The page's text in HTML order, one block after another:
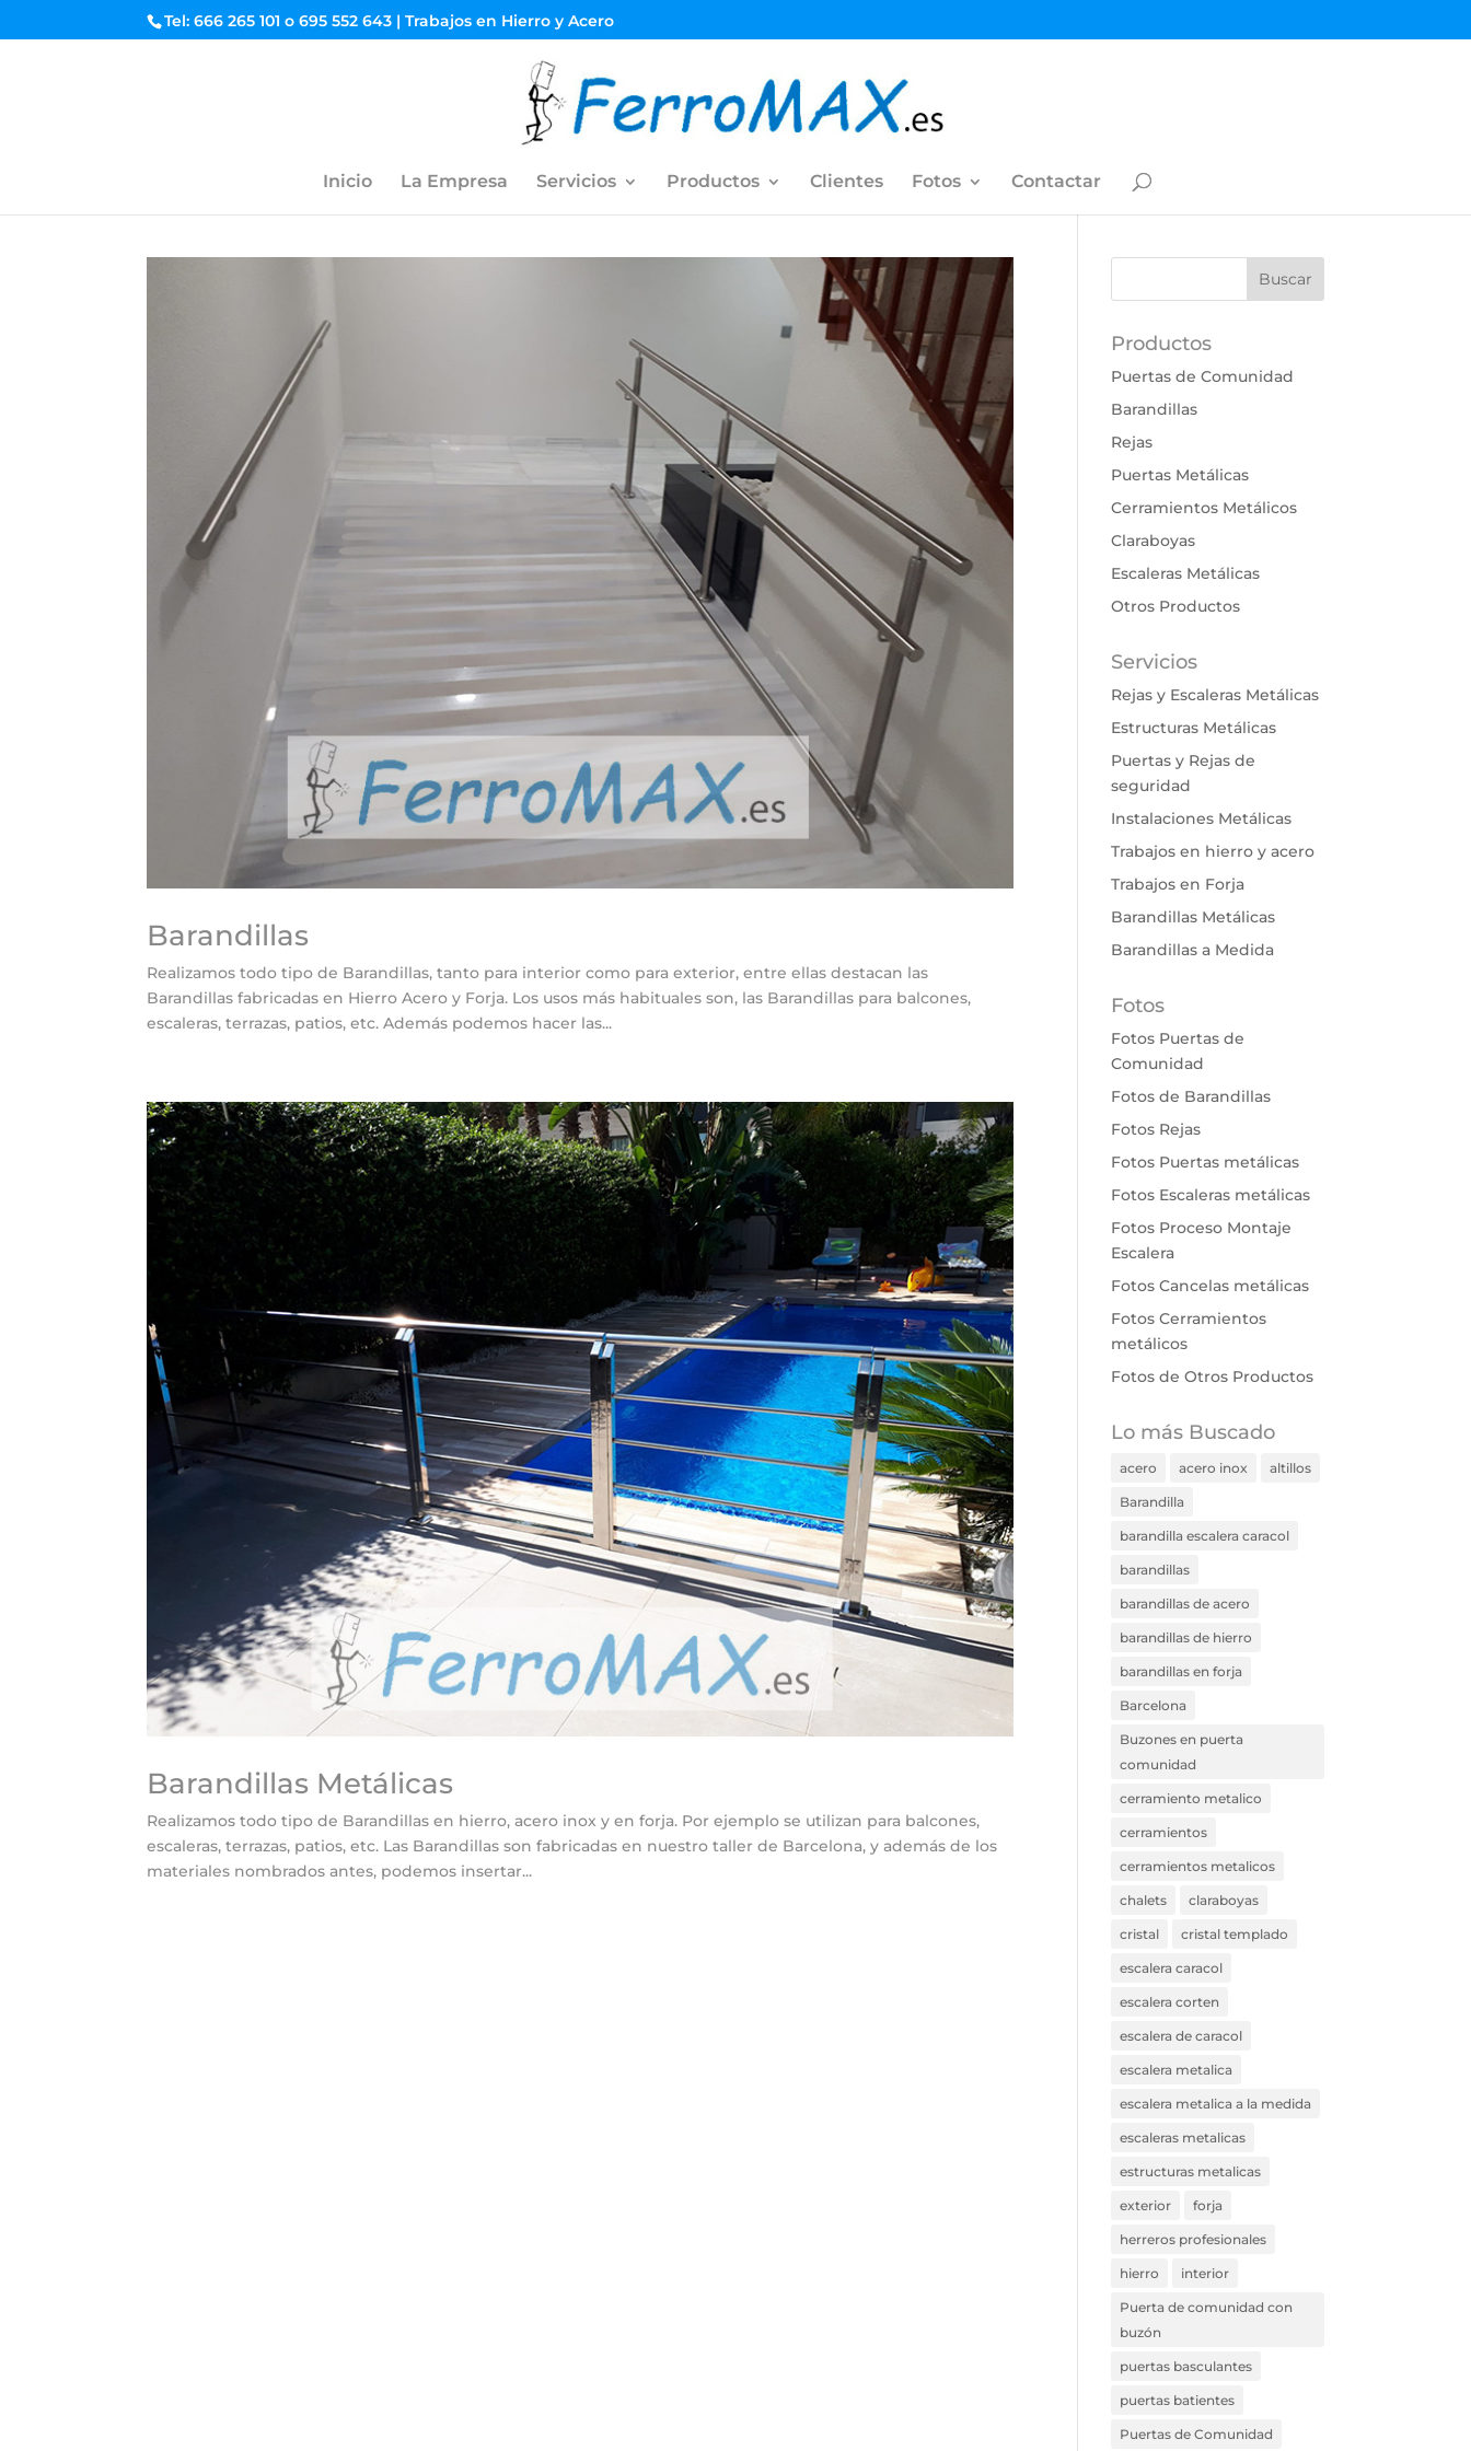
Tel: 666 265 101 o 695 552 643 | Trabajos en Hierro y Acero
Inicio La Empresa Servicios Productos Clientes Fotos Contactar
Barandillas
Realizamos todo tipo de Barandillas, tanto para interior como para exterior, entre ellas destacan las
Barandillas fabricadas en Hierro Acero y Forja. Los usos más habituales son, las Barandillas para balcones,
escaleras, terrazas, patios, etc. Además podemos hacer las...
Barandillas Metálicas
Realizamos todo tipo de Barandillas en hierro, acero inox y en forja. Por ejemplo se utilizan para balcones,
escaleras, terrazas, patios, etc. Las Barandillas son fabricadas en nuestro taller de Barcelona, y además de los
materiales nombrados antes, podemos insertar...
Productos
Puertas de Comunidad
Barandillas
Rejas
Puertas Metálicas
Cerramientos Metálicos
Claraboyas
Escaleras Metálicas
Otros Productos
Servicios
Rejas y Escaleras Metálicas
Estructuras Metálicas
Puertas y Rejas de
seguridad
Instalaciones Metálicas
Trabajos en hierro y acero
Trabajos en Forja
Barandillas Metálicas
Barandillas a Medida
Fotos
Fotos Puertas de
Comunidad
Fotos de Barandillas
Fotos Rejas
Fotos Puertas metálicas
Fotos Escaleras metálicas
Fotos Proceso Montaje
Escalera
Fotos Cancelas metálicas
Fotos Cerramientos
metálicos
Fotos de Otros Productos
Lo más Buscado
acero acero inox altillos
Barandilla
barandilla escalera caracol
barandillas
barandillas de acero
barandillas de hierro
barandillas en forja
Barcelona
Buzones en puerta
comunidad
cerramiento metalico
cerramientos
cerramientos metalicos
chalets claraboyas
cristal cristal templado
escalera caracol
escalera corten
escalera de caracol
escalera metalica
escalera metalica a la medida
escaleras metalicas
estructuras metalicas
exterior forja
herreros profesionales
hierro interior
Puerta de comunidad con
buzón
puertas basculantes
puertas batientes
Puertas de Comunidad